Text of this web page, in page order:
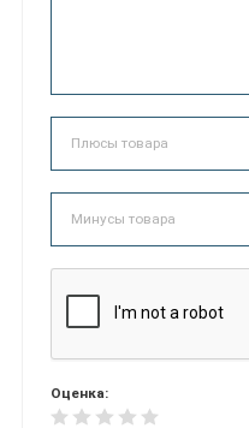
Оценка: